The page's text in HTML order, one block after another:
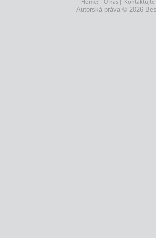
Home;| O nás Kontaktujte
Autorská práva © 2026